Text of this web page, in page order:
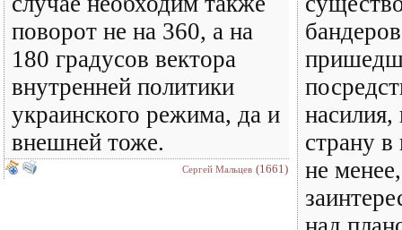
поворот не на 360, а на
180 градусов вектора
внутренней политики
украинского режима, да и
внешней тоже.
Сергей Мальцев (1661)
насилия,
страну
не